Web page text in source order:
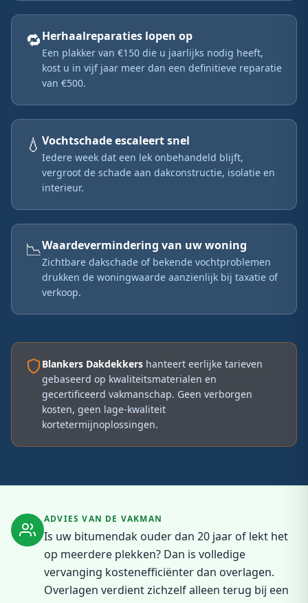
🔁Herhaalreparaties lopen op
Een plakker van €150 die u jaarlijks nodig heeft,
kost u in vijf jaar meer dan een definitieve reparatie
van €500.
💧 Vochtschade escaleert snel
Iedere week dat een lek onbehandeld blijft,
vergroot de schade aan dakconstructie, isolatie en
interieur.
📉Waardevermindering van uw woning
Zichtbare dakschade of bekende vochtproblemen
drukken de woningwaarde aanzienlijk bij taxatie of
verkoop.
Blankers Dakdekkers hanteert eerlijke tarieven
gebaseerd op kwaliteitsmaterialen en
gecertificeerd vakmanschap. Geen verborgen
kosten, geen lage-kwaliteit
kortetermijnoplossingen.
ADVIES VAN DE VAKMAN
Is uw bitumendak ouder dan 20 jaar of lekt het
op meerdere plekken? Dan is volledige
vervanging kostenefficiënter dan overlagen.
Overlagen verdient zichzelf alleen terug bij een